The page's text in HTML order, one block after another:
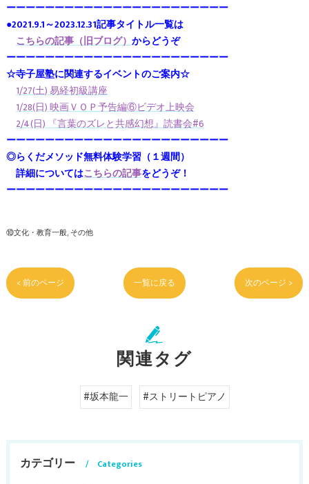
ーーーーーーーーーーーーーーーーーーーーーーー
●2021.9.1～2023.12.31記事タイトル一覧は
こちらの記事（旧ブログ）からどうぞ
ーーーーーーーーーーーーーーーーーーーーーーー
☆寺子屋塾に関連するイベントのご案内☆
1/27(土) 易経初級講座
1/28(日) 映画ＶＯＰ予告編⑥ビデオ上映会
2/4(日) 『言葉のズレと共感幻想』読書会#6
ーーーーーーーーーーーーーーーーーーーーーーー
◎らくだメソッド無料体験学習（１週間）
詳細についてはこちらの記事をどうぞ！
ーーーーーーーーーーーーーーーーーーーーーーー
⑩文化・教育一般 その他
< 前のページ 一覧に戻る 次のページ >
関連タグ
#坂本龍一 #ストリートピアノ
カテゴリー
Categories